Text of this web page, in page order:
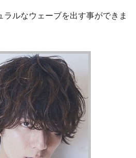
ラルなウェーブを出す事ができま